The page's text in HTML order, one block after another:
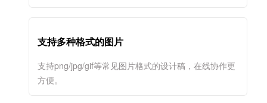
支持多种格式的图片
支持png/jpg/gif等常见图片格式的设计稿，在线协作更
方便。